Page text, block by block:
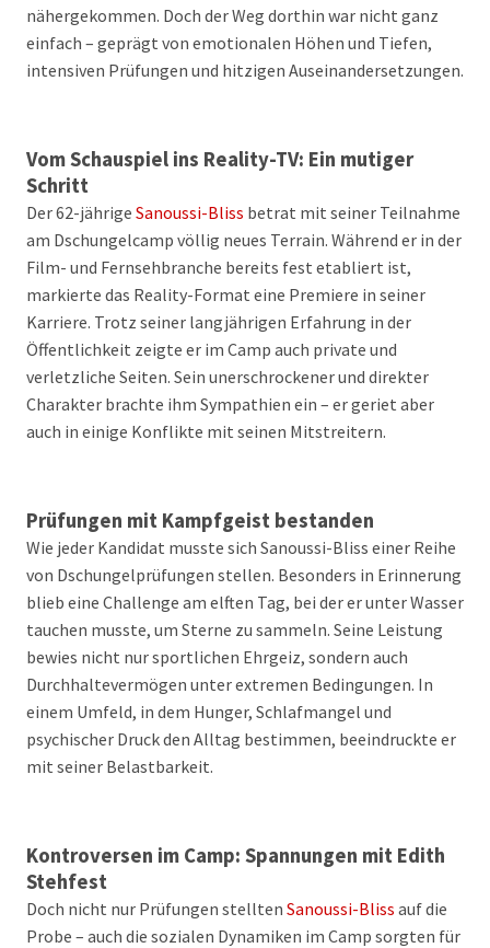
nähergekommen. Doch der Weg dorthin war nicht ganz
einfach – geprägt von emotionalen Höhen und Tiefen,
intensiven Prüfungen und hitzigen Auseinandersetzungen.
Vom Schauspiel ins Reality-TV: Ein mutiger
Schritt
Der 62-jährige Sanoussi-Bliss betrat mit seiner Teilnahme
am Dschungelcamp völlig neues Terrain. Während er in der
Film- und Fernsehbranche bereits fest etabliert ist,
markierte das Reality-Format eine Premiere in seiner
Karriere. Trotz seiner langjährigen Erfahrung in der
Öffentlichkeit zeigte er im Camp auch private und
verletzliche Seiten. Sein unerschrockener und direkter
Charakter brachte ihm Sympathien ein – er geriet aber
auch in einige Konflikte mit seinen Mitstreitern.
Prüfungen mit Kampfgeist bestanden
Wie jeder Kandidat musste sich Sanoussi-Bliss einer Reihe
von Dschungelprüfungen stellen. Besonders in Erinnerung
blieb eine Challenge am elften Tag, bei der er unter Wasser
tauchen musste, um Sterne zu sammeln. Seine Leistung
bewies nicht nur sportlichen Ehrgeiz, sondern auch
Durchhaltevermögen unter extremen Bedingungen. In
einem Umfeld, in dem Hunger, Schlafmangel und
psychischer Druck den Alltag bestimmen, beeindruckte er
mit seiner Belastbarkeit.
Kontroversen im Camp: Spannungen mit Edith
Stehfest
Doch nicht nur Prüfungen stellten Sanoussi-Bliss auf die
Probe – auch die sozialen Dynamiken im Camp sorgten für